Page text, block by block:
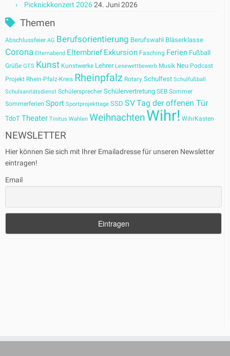
Picknickkonzert 202624. Juni 2026
Themen
Abschlussfeier AG Berufsorientierung Berufswahl Bläserklasse
Corona Elternabend Elternbrief Exkursion Fasching Ferien Fußball
Grüße GTS Kunst Kunstwerke Lehrer Lesewettbewerb Musik Neu Podcast
Projekt Rhein-Pfalz-Kreis Rheinpfalz Rotary Schulfest Schulfußball
Schulsanitätsdienst Schülersprecher Schülervertretung SEB Sommer
Sommerferien Sport Sportprojekttage SSD SVTag der offenen Tür
TdoT Theater Tinitus Wahlen WeihnachtenWihr! WihrKasten
NEWSLETTER
Hier können Sie sich mit Ihrer Emailadresse für unseren Newsletter
eintragen!
Email